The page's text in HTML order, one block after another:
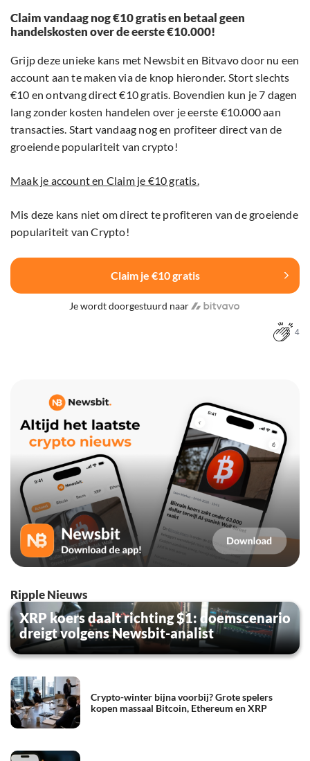
Claim vandaag nog €10 gratis en betaal geen
handelskosten over de eerste €10.000!
Grijp deze unieke kans met Newsbit en Bitvavo door nu een
account aan te maken via de knop hieronder. Stort slechts
€10 en ontvang direct €10 gratis. Bovendien kun je 7 dagen
lang zonder kosten handelen over je eerste €10.000 aan
transacties. Start vandaag nog en profiteer direct van de
groeiende populariteit van crypto!
Maak je account en Claim je €10 gratis.
Mis deze kans niet om direct te profiteren van de groeiende
populariteit van Crypto!
Claim je €10 gratis
Je wordt doorgestuurd naar
4
Ripple Nieuws
XRP koers daalt richting $1: doemscenario
dreigt volgens Newsbit-analist
Crypto-winter bijna voorbij? Grote spelers
kopen massaal Bitcoin, Ethereum en XRP